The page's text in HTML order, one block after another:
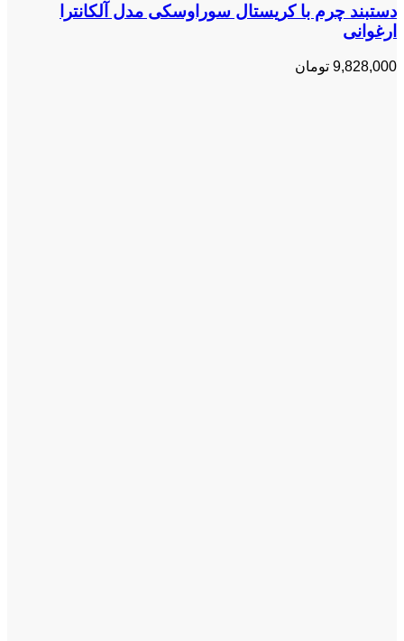
دستبند چرم با کریستال سوراوسکی مدل آلکانترا
ارغوانی
9,828,000 تومان